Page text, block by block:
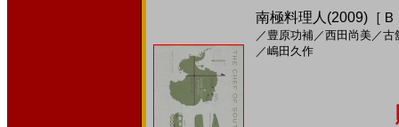
南極料理人(2009)［
／ 豊原功補／西田尚美／古
／嶋田久作